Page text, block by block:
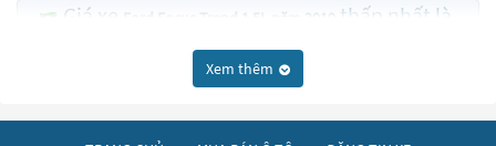
Giá xe Ford Focus Trend 1.5L năm 2019 thấp nhất là
Ford Focus Sport 1.5L năm 2019
Xem thêm